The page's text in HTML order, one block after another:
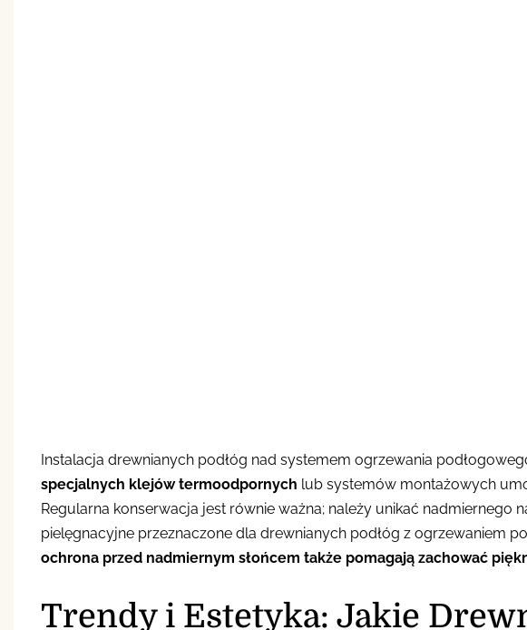
Instalacja drewnianych podłóg nad systemem ogrzewania
specjalnych klejów termoodpornych lub systemów montażowych
Regularna konserwacja jest równie ważna; należy unikać nadmiernego
pielęgnacyjne przeznaczone dla drewnianych podłóg z ogrzewaniem
ochrona przed nadmiernym słońcem także pomagają zachować
Trendy i Estetyka: Jakie